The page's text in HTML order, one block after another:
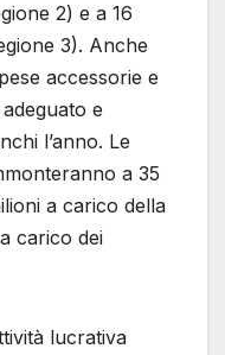
2) e a 16
3). Anche
accessorie e
e
l’anno. Le
a 35
a carico della
carico dei
lucrativa